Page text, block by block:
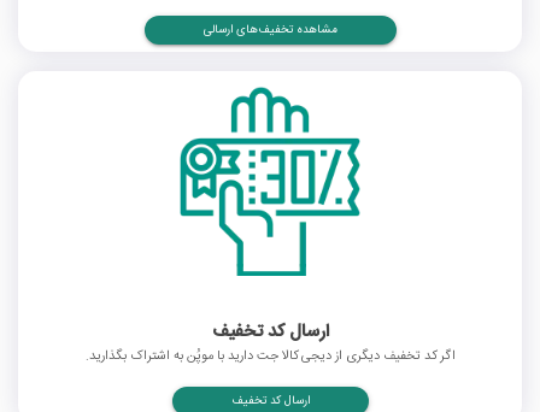
مشاهده تخفیف‌های ارسالی
ارسال کد تخفیف
اگر کد تخفیف دیگری از دیجی کالا جت دارید با موپُن به اشتراک بگذارید.
ارسال کد تخفیف